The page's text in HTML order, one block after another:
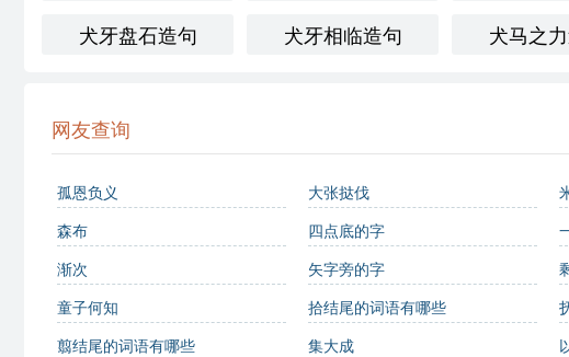
犬牙盘石造句
犬牙相临造句 犬马之
网友查询
孤恩负义 大张挞伐
森布
四点底的字
渐次 矢字旁的字
童子何知
拾结尾的词语有哪些
翦结尾的词语有哪些
集大成